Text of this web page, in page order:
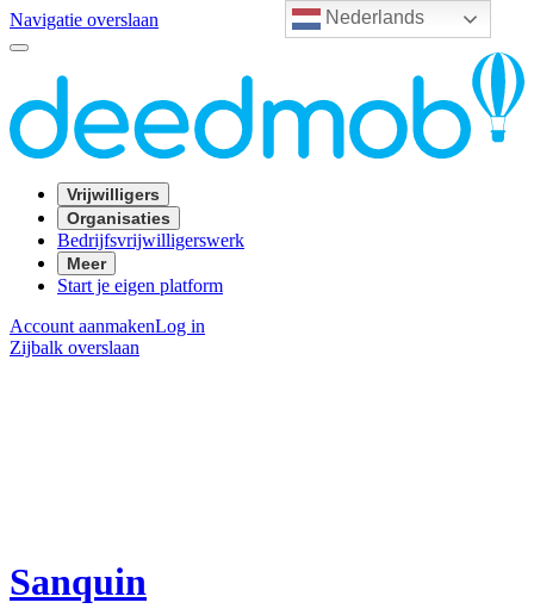
Nederlands
Navigatie overslaan
Vrijwilligers
Organisaties
Bedrijfsvrijwilligerswerk
Meer
Start je eigen platform
Account aanmakenLog in
Zijbalk overslaan
Sanquin